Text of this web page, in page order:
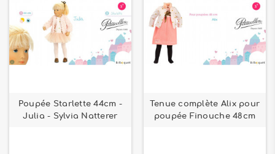
Poupée Starlette 44cm -
Julia - Sylvia Natterer
Tenue complète Alix pour
poupée Finouche 48cm